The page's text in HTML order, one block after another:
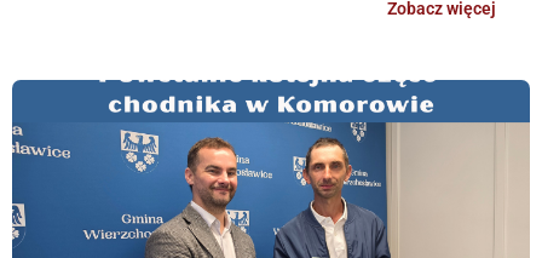
Zobacz więcej